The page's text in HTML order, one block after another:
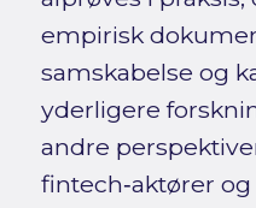
empirisk
samskabelse og
yderligere
andre
fintech‑aktører